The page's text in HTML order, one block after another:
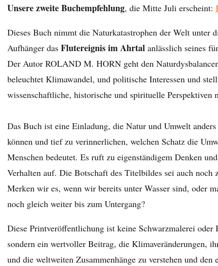
Unsere zweite Buchempfehlung, die Mitte Juli erscheint:
Dieses Buch nimmt die Naturkatastrophen der Welt unter
Aufhänger das Flutereignis im Ahrtal anlässlich seines
Der Autor ROLAND M. HORN geht den
beleuchtet Klimawandel, und politische Interessen und
wissenschaftliche, historische und spirituelle Perspektiven
Das Buch ist eine Einladung, die Natur und Umwelt
können und tief zu verinnerlichen, welchen Schatz die
Menschen bedeutet. Es ruft zu eigenständigem Denken
Verhalten auf. Die Botschaft des Titelbildes sei auch noch
Merken wir es, wenn wir bereits unter Wasser sind, oder
noch gleich weiter bis zum Untergang?
Diese Printveröffentlichung ist keine Schwarzmalerei oder
sondern ein wertvoller Beitrag, die Klimaveränderungen,
und die weltweiten Zusammenhänge zu verstehen und den